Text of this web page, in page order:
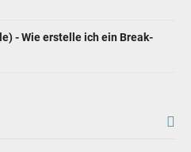
- Wie erstelle ich ein Break-